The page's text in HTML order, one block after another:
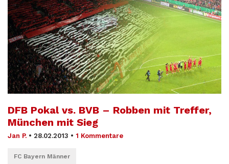
DFB Pokal vs. BVB – Robben mit Treffer,
München mit Sieg
Jan P. • 28.02.2013 • 1 Kommentare
FC Bayern Männer